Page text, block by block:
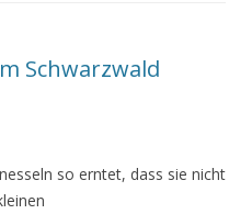
Schwarzwald
so erntet, dass sie nicht